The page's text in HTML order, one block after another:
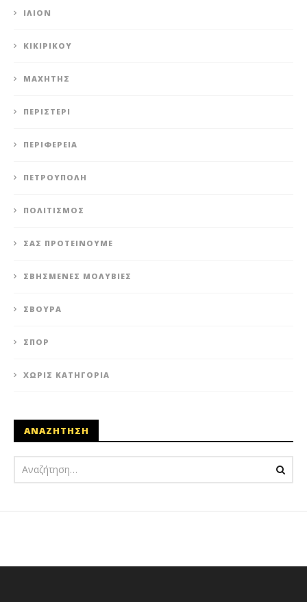
ΊΛΙΟΝ
ΚΙΚΙΡΙΚΟΥ
ΜΑΧΗΤΗΣ
ΠΕΡΙΣΤΈΡΙ
ΠΕΡΙΦΈΡΕΙΑ
ΠΕΤΡΟΎΠΟΛΗ
ΠΟΛΙΤΙΣΜΌΣ
ΣΑΣ ΠΡΟΤΕΊΝΟΥΜΕ
ΣΒΗΣΜΈΝΕΣ ΜΟΛΥΒΙΈΣ
ΣΒΟΎΡΑ
ΣΠΟΡ
ΧΩΡΊΣ ΚΑΤΗΓΟΡΊΑ
ΑΝΑΖΗΤΗΣΗ